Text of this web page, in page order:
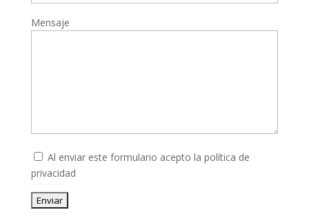
Mensaje
Al enviar este formulario acepto la política de
privacidad
Enviar